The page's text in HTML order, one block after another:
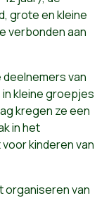
grote en kleine
verbonden aan
van
kleine groepjes
kregen ze een
in het
kinderen van
organiseren van